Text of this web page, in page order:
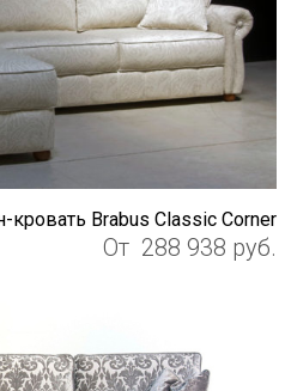
кровать Brabus Classic Corner
От 288 938 руб.